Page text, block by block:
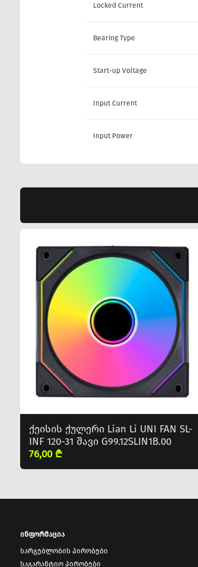
Locked Current
Bearing Type
Start-up Voltage
Input Current
Input Power
ქეისის ქულერი Lian Li UNI FAN SL-
INF 120-31 შავი G99.12SLIN1B.00
76,00 ₾
ინფორმაცია
სარგებლობის პირობები
საგარანტიო პირობები